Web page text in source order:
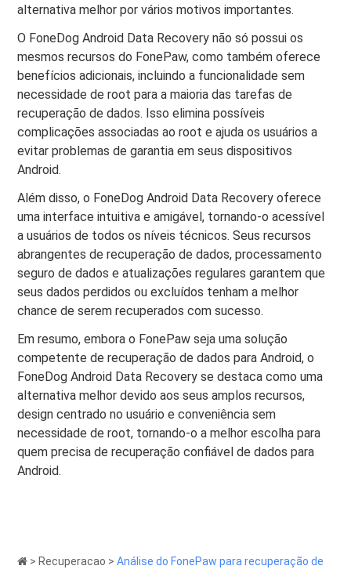
alternativa melhor por vários motivos importantes.
O FoneDog Android Data Recovery não só possui os
mesmos recursos do FonePaw, como também oferece
benefícios adicionais, incluindo a funcionalidade sem
necessidade de root para a maioria das tarefas de
recuperação de dados. Isso elimina possíveis
complicações associadas ao root e ajuda os usuários a
evitar problemas de garantia em seus dispositivos
Android.
Além disso, o FoneDog Android Data Recovery oferece
uma interface intuitiva e amigável, tornando-o acessível
a usuários de todos os níveis técnicos. Seus recursos
abrangentes de recuperação de dados, processamento
seguro de dados e atualizações regulares garantem que
seus dados perdidos ou excluídos tenham a melhor
chance de serem recuperados com sucesso.
Em resumo, embora o FonePaw seja uma solução
competente de recuperação de dados para Android, o
FoneDog Android Data Recovery se destaca como uma
alternativa melhor devido aos seus amplos recursos,
design centrado no usuário e conveniência sem
necessidade de root, tornando-o a melhor escolha para
quem precisa de recuperação confiável de dados para
Android.
> Recuperacao >Análise do FonePaw para recuperação de